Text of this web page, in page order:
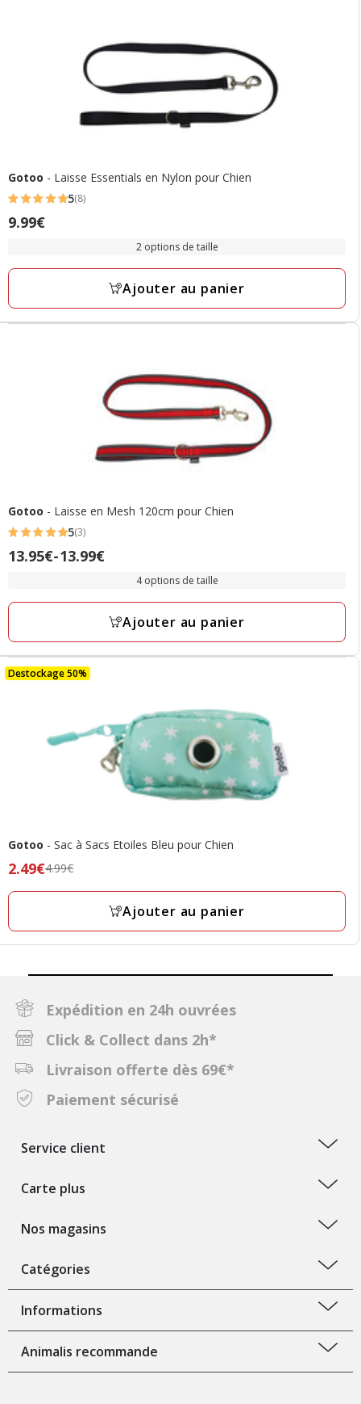
Gotoo - Laisse Essentials en Nylon pour Chien
5
étoiles
8
5(8)
Prix
9.99€
2 options de taille
Ajouter au panier
Gotoo - Laisse en Mesh 120cm pour Chien
5
étoiles
3
5(3)
Prix
à
13.99€
13.95€-13.99€
4 options de taille
Ajouter au panier
Destockage 50%
Gotoo - Sac à Sacs Etoiles Bleu pour Chien
Prix
précédent
prix
final
2.49€4.99€
Ajouter au panier
Expédition en 24h ouvrées
Click & Collect dans 2h*
Livraison offerte dès 69€*
Paiement sécurisé
Service client
Carte plus
Nos magasins
Catégories
Informations
Animalis recommande